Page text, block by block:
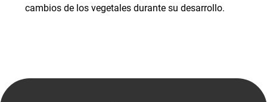
cambios de los vegetales durante su desarrollo.